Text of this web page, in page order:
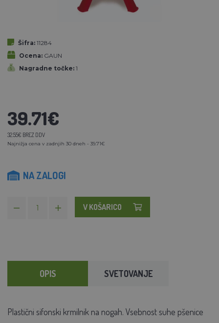
Šifra: 11284
Ocena: GAUN
Nagradne točke: 1
39.71€
32.55€ BREZ DDV
Najnižja cena v zadnjih 30 dneh - 39.71€
NA ZALOGI
V KOŠARICO
OPIS SVETOVANJE
Plastični sifonski krmilnik na nogah. Vsebnost suhe pšenice